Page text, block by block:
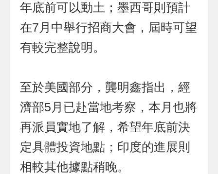
年底前可以動土；墨西哥則預計
在7月中舉行招商大會，屆時可望
有較完整說明。
至於美國部分，龔明鑫指出，經
濟部5月已赴當地考察，本月也將
再派員實地了解，希望年底前決
定具體投資地點；印度的進展則
相較其他據點稍晚。